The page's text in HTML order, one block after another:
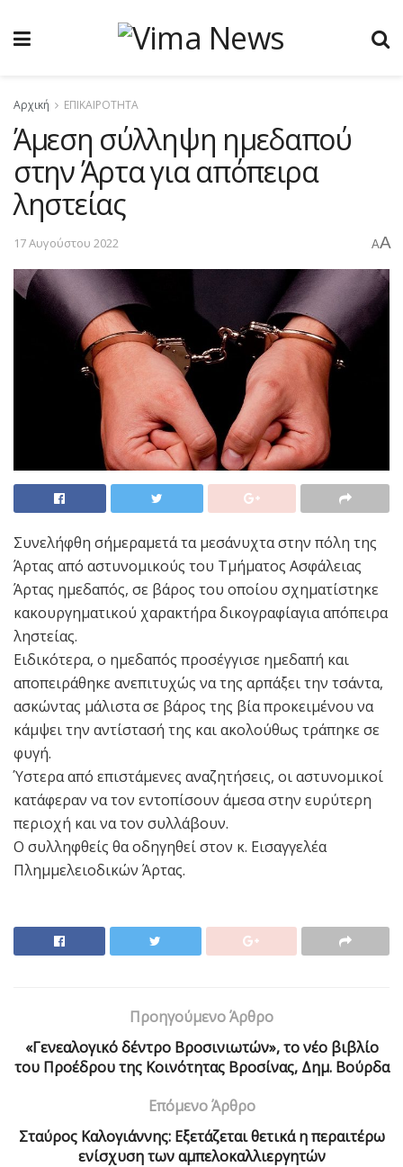
Αρχική ΕΠΙΚΑΙΡΟΤΗΤΑ
Άμεση σύλληψη ημεδαπού
στην Άρτα για απόπειρα
ληστείας
17 Αυγούστου 2022 AA
Συνελήφθη σήμεραμετά τα μεσάνυχτα στην πόλη της
Άρτας από αστυνομικούς του Τμήματος Ασφάλειας
Άρτας ημεδαπός, σε βάρος του οποίου σχηματίστηκε
κακουργηματικού χαρακτήρα δικογραφίαγια απόπειρα
ληστείας.
Ειδικότερα, ο ημεδαπός προσέγγισε ημεδαπή και
αποπειράθηκε ανεπιτυχώς να της αρπάξει την τσάντα,
ασκώντας μάλιστα σε βάρος της βία προκειμένου να
κάμψει την αντίστασή της και ακολούθως τράπηκε σε
φυγή.
Ύστερα από επιστάμενες αναζητήσεις, οι αστυνομικοί
κατάφεραν να τον εντοπίσουν άμεσα στην ευρύτερη
περιοχή και να τον συλλάβουν.
Ο συλληφθείς θα οδηγηθεί στον κ. Εισαγγελέα
Πλημμελειοδικών Άρτας.
Προηγούμενο Άρθρο
«Γενεαλογικό δέντρο Βροσινιωτών», το νέο βιβλίο
του Προέδρου της Κοινότητας Βροσίνας, Δημ. Βούρδα
Επόμενο Άρθρο
Σταύρος Καλογιάννης: Εξετάζεται θετικά η περαιτέρω
ενίσχυση των αμπελοκαλλιεργητών